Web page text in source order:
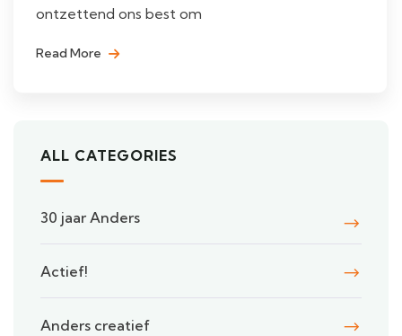
ontzettend ons best om
Read More
ALL CATEGORIES
30 jaar Anders
Actief!
Anders creatief